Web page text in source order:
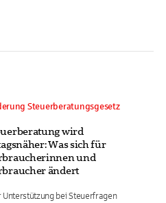
Steuerberatungsgesetz
wird
Was sich für
und
ändert
Unterstützung bei Steuerfragen